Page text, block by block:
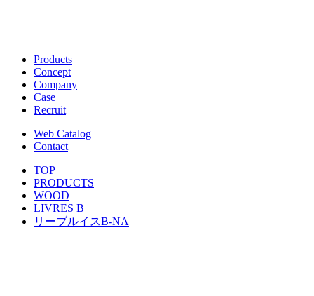
Products
Concept
Company
Case
Recruit
Web Catalog
Contact
TOP
PRODUCTS
WOOD
LIVRES B
リーブルイスB-NA